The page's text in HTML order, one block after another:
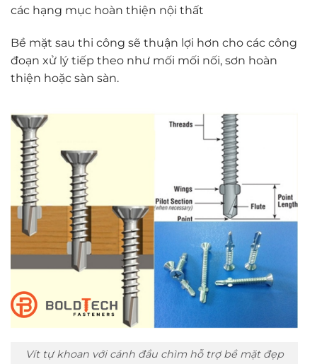
các hạng mục hoàn thiện nội thất
Bề mặt sau thi công sẽ thuận lợi hơn cho các công
đoạn xử lý tiếp theo như mối mối nối, sơn hoàn
thiện hoặc sàn sàn.
Vít tự khoan với cánh đầu chìm hỗ trợ bề mặt đẹp